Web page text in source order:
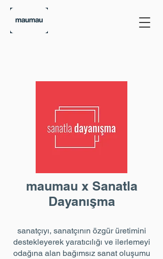
maumau x Sanatla
Dayanışma
sanatçıyı, sanatçının özgür üretimini
destekleyerek yaratıcılığı ve ilerlemeyi
odağına alan bağımsız sanat oluşumu